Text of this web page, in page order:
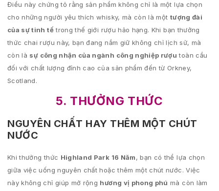
Điều này chứng tỏ rằng sản phẩm không chỉ là một lựa chọn
cho những người yêu thích whisky, mà còn là một tượng đài
của sự tinh tếtrong thế giới rượu hảo hạng. Khi bạn thưởng
thức chai rượu này, bạn đang nắm giữ không chỉ lịch sử, mà
còn là sự công nhận của ngành công nghiệp rượu toàn cầu
đối với chất lượng đỉnh cao của sản phẩm đến từ Orkney,
Scotland.
5. THƯỞNG THỨC
NGUYÊN CHẤT HAY THÊM MỘT CHÚT
NƯỚC
Khi thưởng thức Highland Park 16 Năm, bạn có thể lựa chọn
giữa việc uống nguyên chất hoặc thêm một chút nước. Việc
này không chỉ giúp mở rộng hương vị phong phú mà còn làm